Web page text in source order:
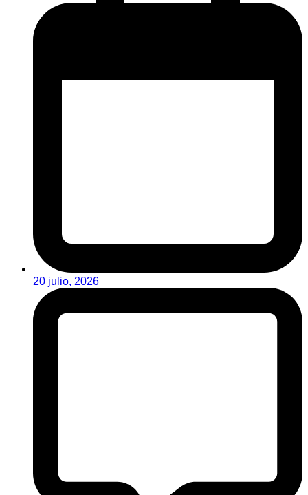
20 julio, 2026